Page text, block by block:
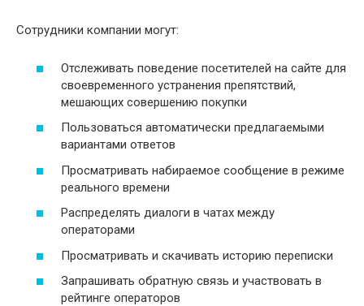
Сотрудники компании могут:
Отслеживать поведение посетителей на сайте для
своевременного устранения препятствий,
мешающих совершению покупки
Пользоваться автоматически предлагаемыми
вариантами ответов
Просматривать набираемое сообщение в режиме
реального времени
Распределять диалоги в чатах между
операторами
Просматривать и скачивать историю переписки
Запрашивать обратную связь и участвовать в
рейтинге операторов